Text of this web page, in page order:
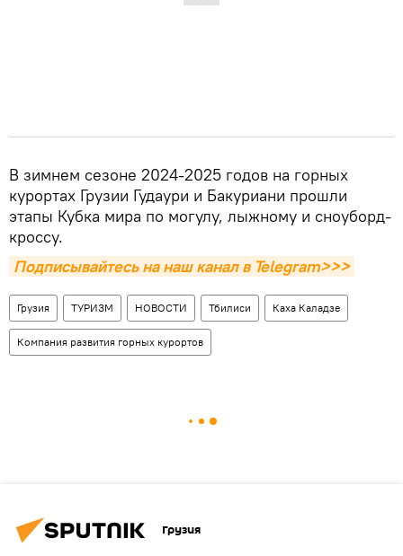
В зимнем сезоне 2024-2025 годов на горных
курортах Грузии Гудаури и Бакуриани прошли
этапы Кубка мира по могулу, лыжному и сноуборд-
кроссу.
Подписывайтесь на наш канал в Telegram>>>
Грузия ТУРИЗМ НОВОСТИ Тбилиси Каха Каладзе
Компания развития горных курортов
Грузия